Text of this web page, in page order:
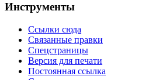
Инструменты
Ссылки сюда
Связанные правки
Спецстраницы
Версия для печати
Постоянная ссылка